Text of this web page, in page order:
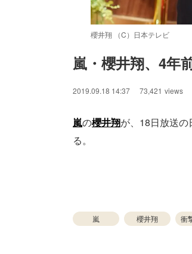
櫻井翔 （C）日本テレビ
嵐・櫻井翔、4年
2019.09.18 14:37 73,421 views
嵐の櫻井翔が、18日放送
る。
嵐 櫻井翔 衝